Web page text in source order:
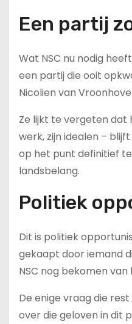
Een partij
Wat NSC nu nodig
een partij die ooit
Nicolien van
Ze lijkt te vergeten dat
werk, zijn idealen –
op het punt definitief
landsbelang.
Politiek
Dit is politiek
gekaapt door iemand
NSC nog bekomen
De enige vraag die
over die geloven in dit